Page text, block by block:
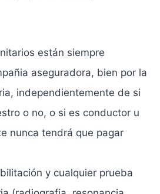
están siempre
aseguradora, bien por la
independientemente de si
o no, o si es conductor u
nunca tendrá que pagar
y cualquier prueba